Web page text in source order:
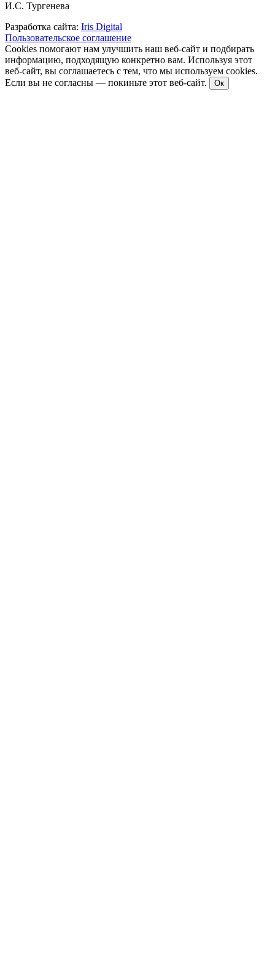
И.С. Тургенева
Разработка сайта: Iris Digital
Пользовательское соглашение
Cookies помогают нам улучшить наш веб-сайт и подбирать
информацию, подходящую конкретно вам. Используя этот
веб-сайт, вы соглашаетесь с тем, что мы используем cookies.
Если вы не согласны — покиньте этот веб-сайт.
Ок